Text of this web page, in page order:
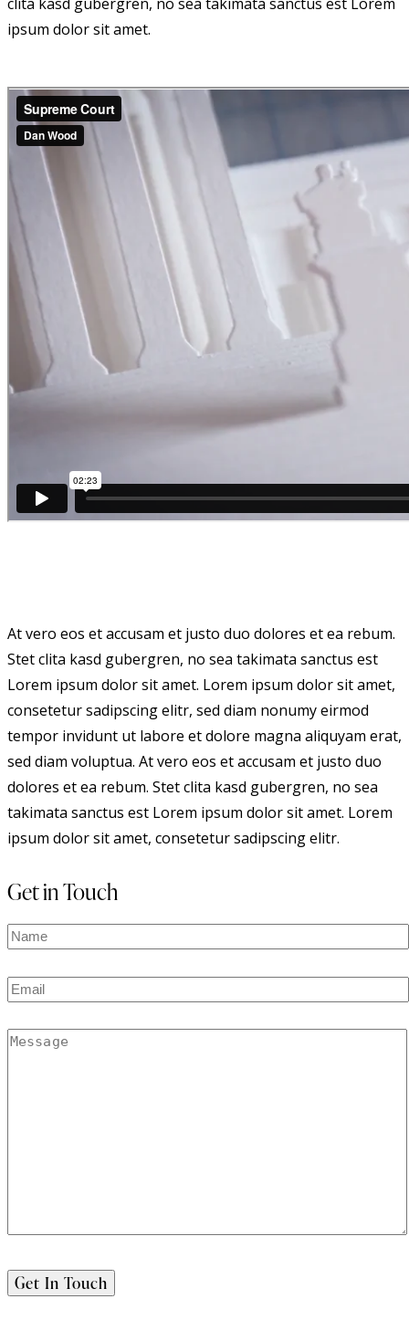
ipsum dolor sit amet.
At vero eos et accusam et justo duo dolores et ea rebum.
Stet clita kasd gubergren, no sea takimata sanctus est
Lorem ipsum dolor sit amet. Lorem ipsum dolor sit amet,
consetetur sadipscing elitr, sed diam nonumy eirmod
tempor invidunt ut labore et dolore magna aliquyam erat,
sed diam voluptua. At vero eos et accusam et justo duo
dolores et ea rebum. Stet clita kasd gubergren, no sea
takimata sanctus est Lorem ipsum dolor sit amet. Lorem
ipsum dolor sit amet, consetetur sadipscing elitr.
Get in Touch